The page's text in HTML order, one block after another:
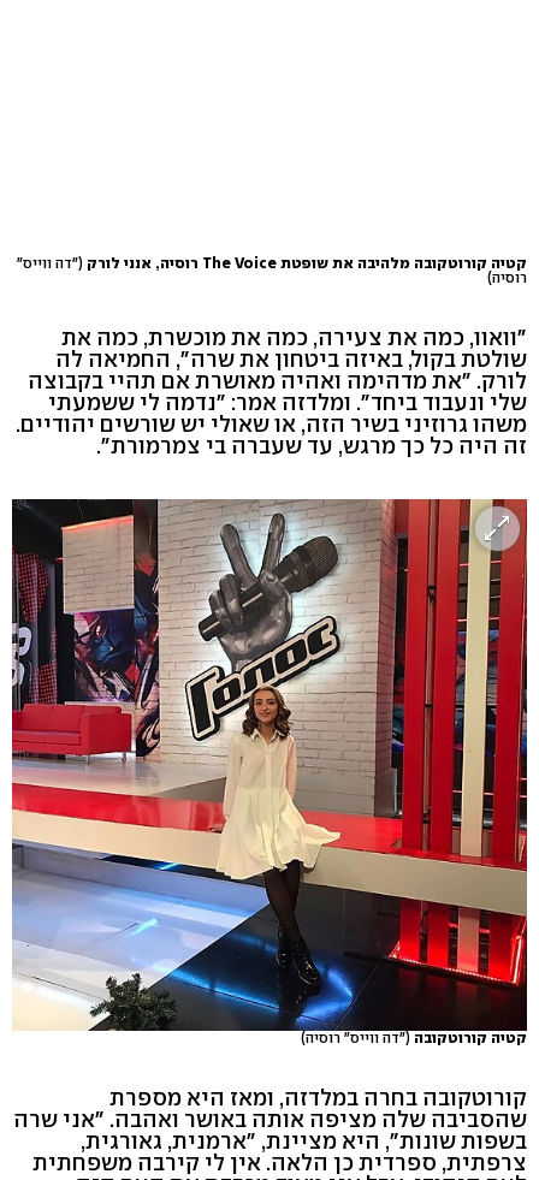
קטיה קורוטקובה מלהיבה את שופטת The Voice רוסיה, אנני לורק
("דה ווייס"
רוסיה)
"וואוו, כמה את צעירה, כמה את מוכשרת, כמה את
שולטת בקול, באיזה ביטחון את שרה", החמיאה לה
לורק. "את מדהימה ואהיה מאושרת אם תהיי בקבוצה
שלי ונעבוד ביחד". ומלדזה אמר: "נדמה לי ששמעתי
משהו גרוזיני בשיר הזה, או שאולי יש שורשים יהודיים.
זה היה כל כך מרגש, עד שעברה בי צמרמורת".
קטיה קורוטקובה ("דה ווייס" רוסיה)
קורוטקובה בחרה במלדזה, ומאז היא מספרת
שהסביבה שלה מציפה אותה באושר ואהבה. "אני שרה
בשפות שונות", היא מציינת, "ארמנית, גאורגית,
צרפתית, ספרדית כן הלאה. אין לי קירבה משפחתית